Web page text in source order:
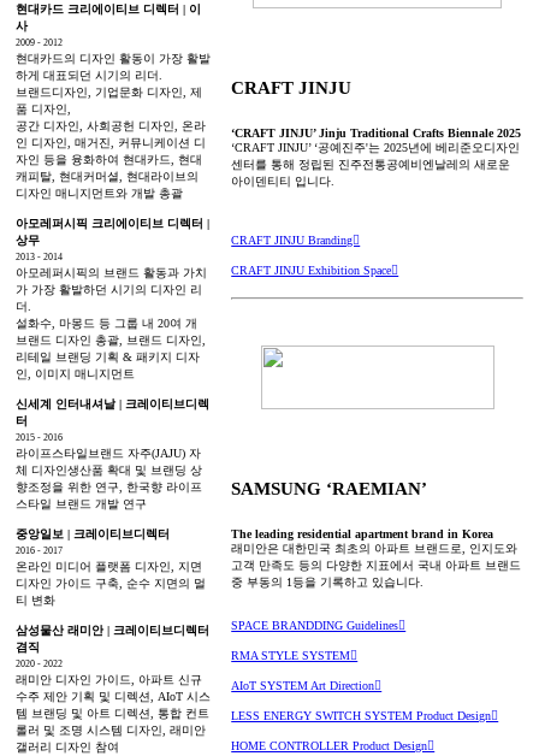
CRAFT JINJU
‘CRAFT JINJU’ Jinju Traditional Crafts Biennale 2025
‘CRAFT JINJU’ ‘공예진주'는 2025년에 베리준오디자인
센터를 통해 정립된 진주전통공예비엔날레의 새로운
아이덴티티 입니다.
CRAFT JINJU Branding︎
CRAFT JINJU Exhibition Space︎
SAMSUNG ‘RAEMIAN’
The leading residential apartment brand in Korea
래미안은 대한민국 최초의 아파트 브랜드로, 인지도와
고객 만족도 등의 다양한 지표에서 국내 아파트 브랜드
중 부동의 1등을 기록하고 있습니다.
SPACE BRANDDING Guidelines︎
RMA STYLE SYSTEM︎
AIoT SYSTEM Art Direction︎
LESS ENERGY SWITCH SYSTEM Product Design︎
HOME CONTROLLER Product Design︎
현대카드 크리에이티브 디렉터 | 이
사
2009 - 2012
현대카드의 디자인 활동이 가장 활발
하게 대표되던 시기의 리더.
브랜드디자인, 기업문화 디자인, 제
품 디자인,
공간 디자인, 사회공헌 디자인, 온라
인 디자인, 매거진, 커뮤니케이션 디
자인 등을 융화하여 현대카드, 현대
캐피탈, 현대커머셜, 현대라이브의
디자인 매니지먼트와 개발 총괄
아모레퍼시픽 크리에이티브 디렉터 |
상무
2013 - 2014
아모레퍼시픽의 브랜드 활동과 가치
가 가장 활발하던 시기의 디자인 리
더.
설화수, 마몽드 등 그룹 내 20여 개
브랜드 디자인 총괄, 브랜드 디자인,
리테일 브랜딩 기획 & 패키지 디자
인, 이미지 매니지먼트
신세계 인터내셔날 | 크레이티브디렉
터
2015 - 2016
라이프스타일브랜드 자주(JAJU) 자
체 디자인생산품 확대 및 브랜딩 상
향조정을 위한 연구, 한국향 라이프
스타일 브랜드 개발 연구
중앙일보 | 크레이티브디렉터
2016 - 2017
온라인 미디어 플랫폼 디자인, 지면
디자인 가이드 구축, 순수 지면의 멀
티 변화
삼성물산 래미안 | 크레이티브디렉터
겸직
2020 - 2022
래미안 디자인 가이드, 아파트 신규
수주 제안 기획 및 디렉션, AIoT 시스
템 브랜딩 및 아트 디렉션, 통합 컨트
롤러 및 조명 시스템 디자인, 래미안
갤러리 디자인 참여